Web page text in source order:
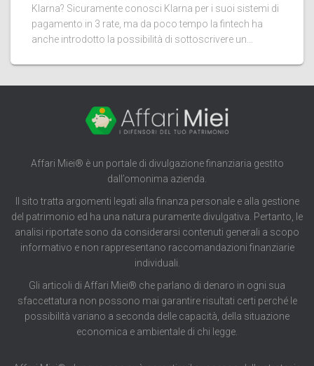
Klarna? Sicuramente conosci Klarna per i suoi sistemi di
pagamento in 3 rate, ma da poco tempo la fintech ha
anche introdotto la possibilità di sottoscrivere un...
Affari Miei® è un portale di divulgazione finanziaria gestito
dall’omonima azienda.
Il sito tratta argomenti legati alla finanza personale e alla gestione
del patrimonio ed ha una natura puramente divulgativa. Pertanto, le
analisi riportate sono da considerarsi contenuti generali a scopo
informativo e non rappresentano raccomandazioni finanziarie
individuali.
Gli articoli di Affari Miei® che parlano di denaro in ogni sua
sfaccettatura non possono mai garantire risultati certi perché le
possibilità variano a seconda delle capacità, della situazione
economica e ambientale di chi legge.